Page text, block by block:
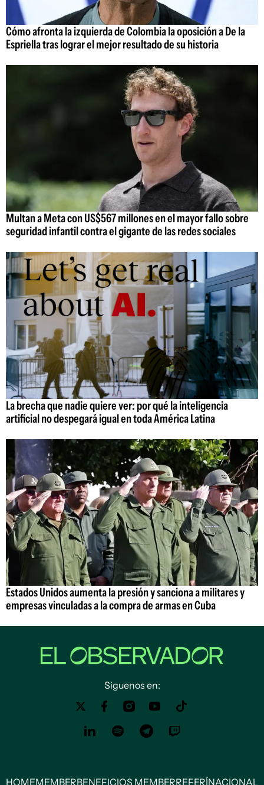
Cómo afronta la izquierda de Colombia la oposición a De la
Espriella tras lograr el mejor resultado de su historia
Multan a Meta con US$567 millones en el mayor fallo sobre
seguridad infantil contra el gigante de las redes sociales
La brecha que nadie quiere ver: por qué la inteligencia
artificial no despegará igual en toda América Latina
Estados Unidos aumenta la presión y sanciona a militares y
empresas vinculadas a la compra de armas en Cuba
Siguenos en:
HOMEMEMBERBENEFICIOS MEMBERREFERÍNACIONAL